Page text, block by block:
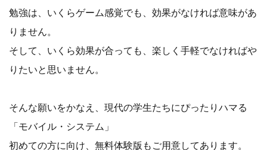
勉強は、いくらゲーム感覚でも、効果がなければ意味があ
りません。
そして、いくら効果が合っても、楽しく手軽でなければや
りたいと思いません。
そんな願いをかなえ、現代の学生たちにぴったりハマる
「モバイル・システム」
初めての方に向け、無料体験版もご用意してあります。